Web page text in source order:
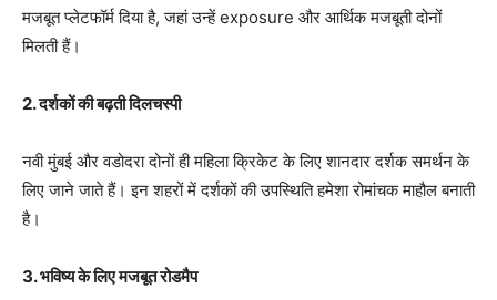
मजबूत प्लेटफॉर्म दिया है, जहां उन्हें exposure और आर्थिक मजबूती दोनों
मिलती हैं।
2.दर्शकों की बढ़ती दिलचस्पी
नवी मुंबई और वडोदरा दोनों ही महिला क्रिकेट के लिए शानदार दर्शक समर्थन के
लिए जाने जाते हैं। इन शहरों में दर्शकों की उपस्थिति हमेशा रोमांचक माहौल बनाती
है।
3.भविष्य के लिए मजबूत रोडमैप